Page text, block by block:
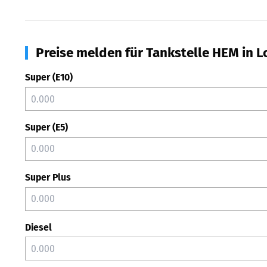
Preise melden für Tankstelle HEM in
Super (E10)
Super (E5)
Super Plus
Diesel